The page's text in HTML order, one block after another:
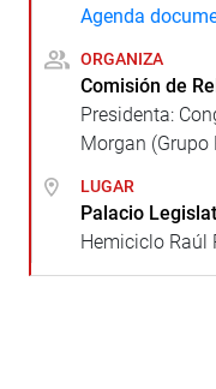
Agenda
ORGANIZA
Comisión de
Presidenta:
Morgan (Grupo
LUGAR
Palacio
Hemiciclo Raúl